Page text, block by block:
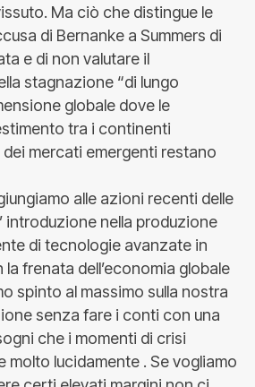
Ma ciò che distingue le
di Bernanke a Summers di
e di non valutare il
stagnazione “di lungo
globale dove le
tra i continenti
mercati emergenti restano
alle azioni recenti delle
introduzione nella produzione
di tecnologie avanzate in
frenata dell’economia globale
spinto al massimo sulla nostra
senza fare i conti con una
che i momenti di crisi
molto lucidamente . Se vogliamo